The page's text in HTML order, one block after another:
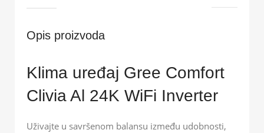
Opis proizvoda
Klima uređaj Gree Comfort
Clivia Al 24K WiFi Inverter
Uživajte u savršenom balansu između udobnosti,